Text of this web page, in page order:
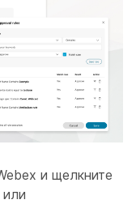
и щелкните
или